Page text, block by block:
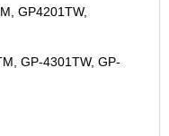
GP4201TW,
GP-4301TW, GP-